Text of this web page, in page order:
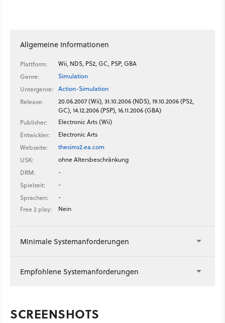
Allgemeine Informationen
Plattform:
Wii, NDS, PS2, GC, PSP, GBA
Genre:
Simulation
Untergenre:
Action-Simulation
Release:
20.06.2007 (Wii), 31.10.2006 (NDS), 19.10.2006 (PS2,
GC), 14.12.2006 (PSP), 16.11.2006 (GBA)
Publisher:
Electronic Arts (Wii)
Entwickler:
Electronic Arts
Webseite:
thesims2.ea.com
USK:
ohne Altersbeschränkung
DRM:
-
Spielzeit:
-
Sprachen:
-
Free 2 play:
Nein
Minimale Systemanforderungen
Empfohlene Systemanforderungen
SCREENSHOTS